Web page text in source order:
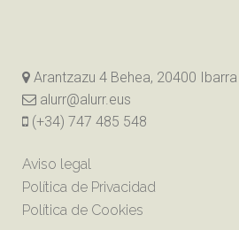
Arantzazu 4 Behea, 20400
alurr@alurr.eus
(+34) 747 485 548
Aviso legal
Política de Privacidad
Política de Cookies